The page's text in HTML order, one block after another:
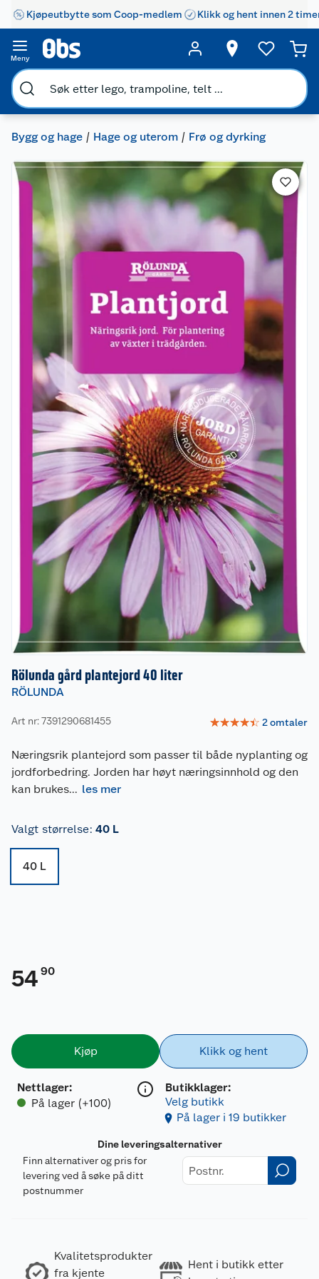
Kjøpeutbytte som Coop-medlem Klikk og hent innen 2
Meny
Bygg og hage Hage og uterom Frø og dyrking
Rölunda gård plantejord 40 liter
RÖLUNDA
Art nr: 7391290681455 ☆☆☆☆☆ 2omtaler
Næringsrik plantejord som passer til både nyplanting og
jordforbedring. Jorden har høyt næringsinnhold og den
kan brukes... les mer
Valgt størrelse: 40 L
40 L
54 90
Kjøp
Nettlager:
På lager (+100)
Klikk og hent
Butikklager:
Velg butikk
På lager i 19 butikker
Dine leveringsalternativer
Finn alternativer og pris for
levering ved å søke på ditt
postnummer
Kvalitetsprodukter
fra kjente
Hent i butikk etter